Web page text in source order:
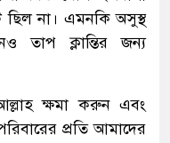
ছিল না। এমনকি অসুস্থ
তাপ ক্লান্তির জন্য
ক্ষমা করুন এবং
প্রতি আমাদের